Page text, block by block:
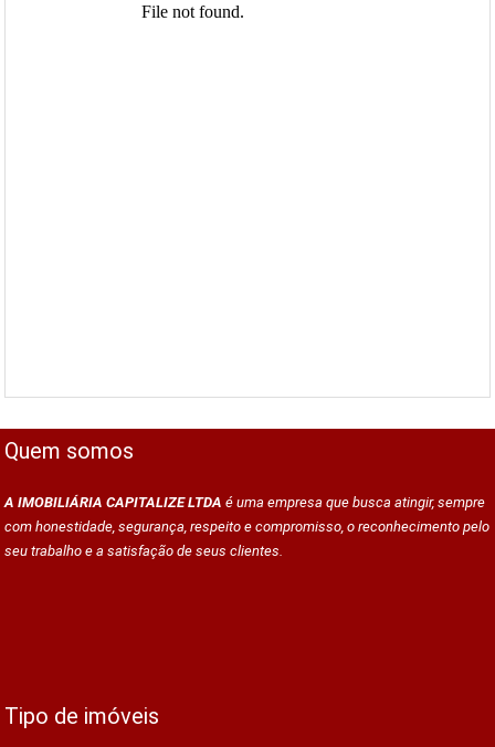
Quem somos
A IMOBILIÁRIA CAPITALIZE LTDA é uma empresa que busca atingir, sempre
com honestidade, segurança, respeito e compromisso, o reconhecimento pelo
seu trabalho e a satisfação de seus clientes.
Tipo de imóveis